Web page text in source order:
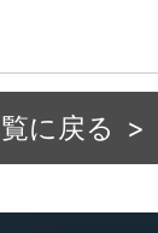
に戻る